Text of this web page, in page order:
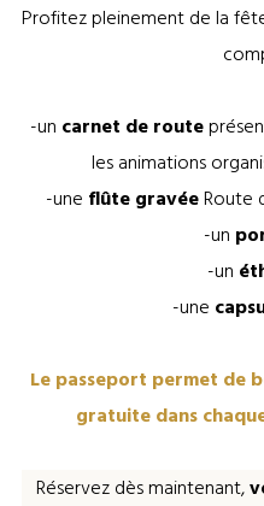
Profitez pleinement de la
-un carnet de route
les animations
-une flûte gravéeRoute
-un
-un
-une
Le passeport permet de
gratuite dans
Réservez dès maintenant,